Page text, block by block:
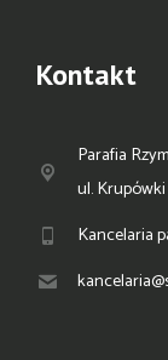
Kontakt
Parafia
ul.
Kancelaria